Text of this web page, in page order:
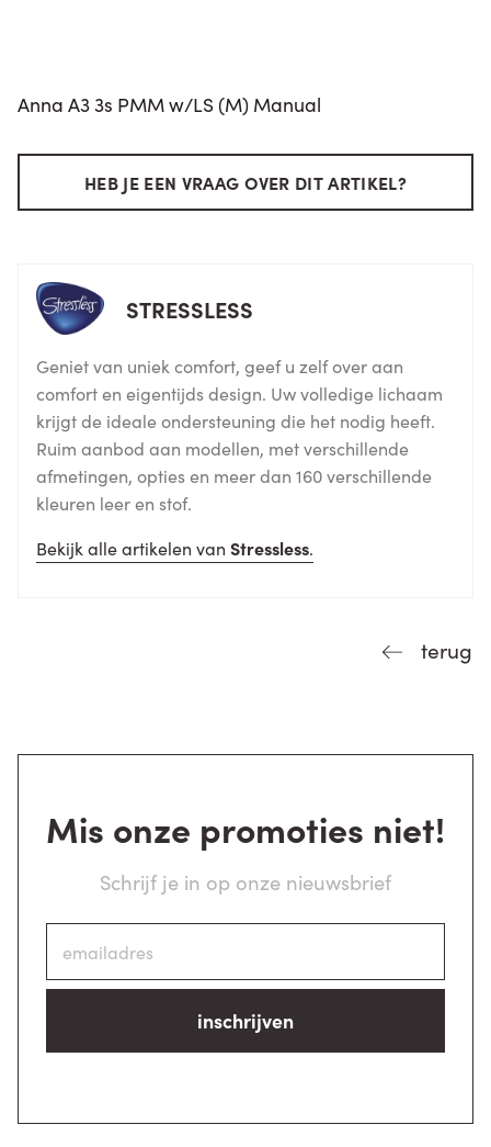
Anna A3 3s PMM w/LS (M) Manual
HEB JE EEN VRAAG OVER DIT ARTIKEL?
STRESSLESS
Geniet van uniek comfort, geef u zelf over aan
comfort en eigentijds design. Uw volledige lichaam
krijgt de ideale ondersteuning die het nodig heeft.
Ruim aanbod aan modellen, met verschillende
afmetingen, opties en meer dan 160 verschillende
kleuren leer en stof.
Bekijk alle artikelen van Stressless.
terug
Mis onze promoties niet!
Schrijf je in op onze nieuwsbrief
inschrijven